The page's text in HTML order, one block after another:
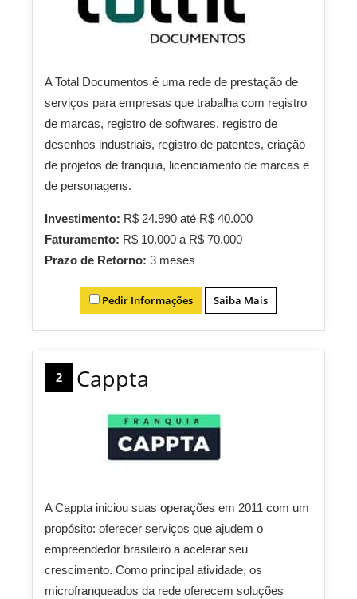
A Total Documentos é uma rede de prestação de
serviços para empresas que trabalha com registro
de marcas, registro de softwares, registro de
desenhos industriais, registro de patentes, criação
de projetos de franquia, licenciamento de marcas e
de personagens.
Investimento: R$ 24.990 até R$ 40.000
Faturamento: R$ 10.000 a R$ 70.000
Prazo de Retorno: 3 meses
Pedir Informações Saiba Mais
2 Cappta
A Cappta iniciou suas operações em 2011 com um
propósito: oferecer serviços que ajudem o
empreendedor brasileiro a acelerar seu
crescimento. Como principal atividade, os
microfranqueados da rede oferecem soluções